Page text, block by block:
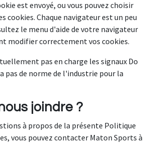
est envoyé, ou vous pouvez choisir
cookies. Chaque navigateur est un peu
le menu d'aide de votre navigateur
modifier correctement vos cookies.
pas en charge les signaux Do
pas de norme de l'industrie pour la
joindre ?
à propos de la présente Politique
vous pouvez contacter Maton Sports à